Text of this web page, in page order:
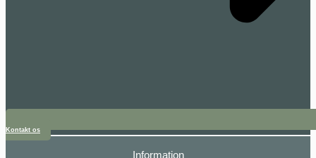
Kontakt os
Information